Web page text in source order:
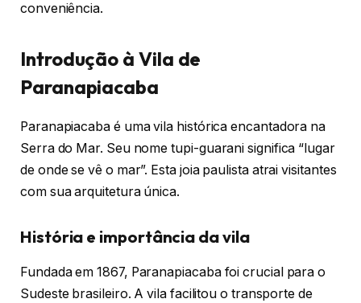
conveniência.
Introdução à Vila de
Paranapiacaba
Paranapiacaba é uma vila histórica encantadora na
Serra do Mar. Seu nome tupi-guarani significa “lugar
de onde se vê o mar”. Esta joia paulista atrai visitantes
com sua arquitetura única.
História e importância da vila
Fundada em 1867, Paranapiacaba foi crucial para o
Sudeste brasileiro. A vila facilitou o transporte de